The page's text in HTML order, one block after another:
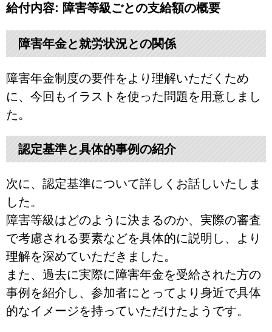
給付内容: 障害等級ごとの支給額の概要
障害年金と就労状況との関係
障害年金制度の要件をより理解いただくため
に、今回もイラストを使った問題を用意しまし
た。
認定基準と具体的事例の紹介
次に、認定基準について詳しくお話しいたしま
した。
障害等級はどのように決まるのか、実際の審査
で考慮される要素などを具体的に説明し、より
理解を深めていただきました。
また、過去に実際に障害年金を受給された方の
事例を紹介し、参加者にとってより身近で具体
的なイメージを持っていただけたようです。